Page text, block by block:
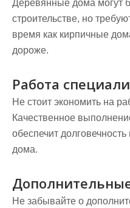
Деревянные дома могут
строительстве, но
время как кирпичные
дороже.
Работа
Не стоит экономить на
Качественное
обеспечит
дома.
Не забывайте о